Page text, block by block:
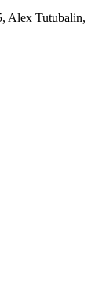
Alex Tutubalin,